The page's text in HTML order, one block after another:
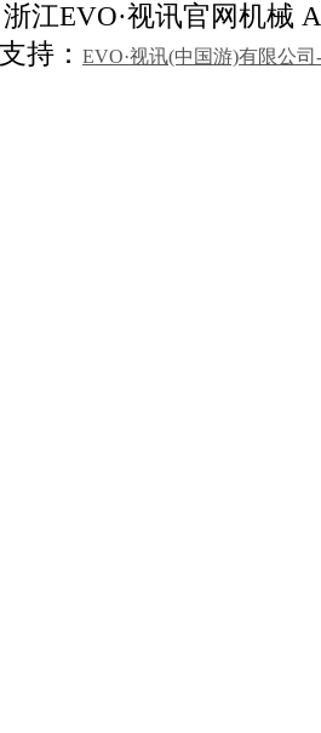
江EVO·视讯官网机械
持： EVO·视讯(中国游)有限公司